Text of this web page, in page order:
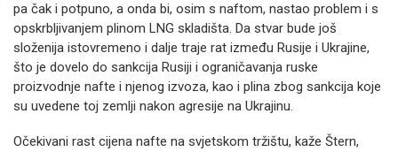
pa čak i potpuno, a onda bi, osim s naftom, nastao problem i s
opskrbljivanjem plinom LNG skladišta. Da stvar bude još
složenija istovremeno i dalje traje rat između Rusije i Ukrajine,
što je dovelo do sankcija Rusiji i ograničavanja ruske
proizvodnje nafte i njenog izvoza, kao i plina zbog sankcija koje
su uvedene toj zemlji nakon agresije na Ukrajinu.
Očekivani rast cijena nafte na svjetskom tržištu, kaže Štern,